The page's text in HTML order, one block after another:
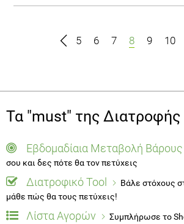
5 6 7 8 9 10
Τα "must" της Διατροφής
Εβδομαδίαια Μεταβολή Βάρους
σου και δες πότε θα τον πετύχεις
Διατροφικό Tool
Βάλε στόχους
μάθε πώς θα τους πετύχεις!
Λίστα Αγορών
Συμπλήρωσε το